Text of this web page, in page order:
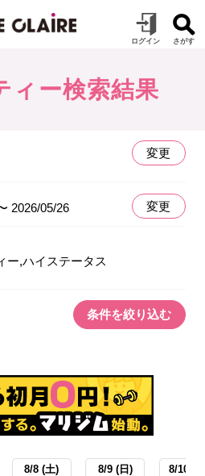
ィー検索結果
変更
2026/05/26 変更
ー,ハイステータス
条件を絞り込む
8/8 (土) 8/9 (日) 8/10 (